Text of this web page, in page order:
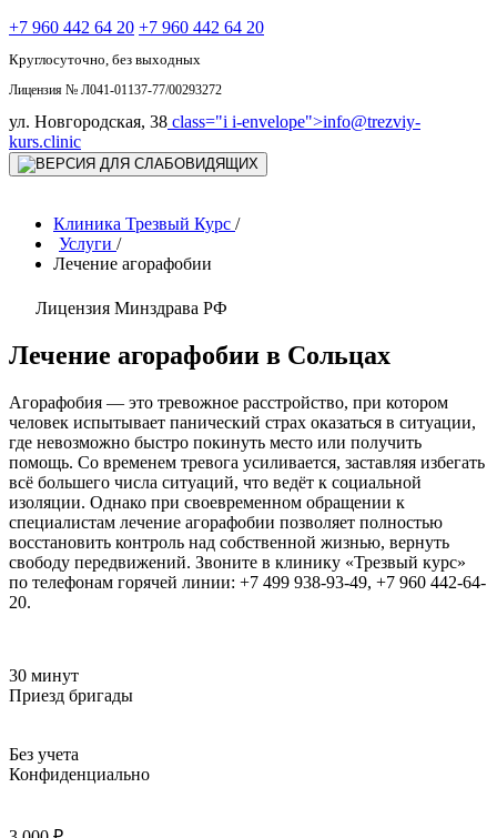
+7 960 442 64 20 +7 960 442 64 20
Круглосуточно, без выходных
Лицензия № Л041-01137-77/00293272
ул. Новгородская, 38 class="i i-envelope">info@trezviy-
kurs.clinic
Клиника Трезвый Курс /
Услуги /
Лечение агорафобии
Лицензия Минздрава РФ
Лечение агорафобии в Сольцах
Агорафобия — это тревожное расстройство, при котором
человек испытывает панический страх оказаться в ситуации,
где невозможно быстро покинуть место или получить
помощь. Со временем тревога усиливается, заставляя избегать
всё большего числа ситуаций, что ведёт к социальной
изоляции. Однако при своевременном обращении к
специалистам лечение агорафобии позволяет полностью
восстановить контроль над собственной жизнью, вернуть
свободу передвижений. Звоните в клинику «Трезвый курс»
по телефонам горячей линии: +7 499 938-93-49, +7 960 442-64-
20.
30 минут
Приезд бригады
Без учета
Конфиденциально